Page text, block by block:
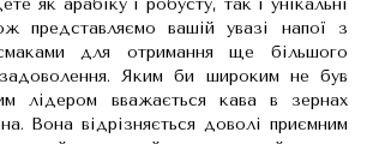
представляємо вашій увазі напої з
смаками для отримання ще більшого
задоволення. Яким би широким не був
лідером вважається кава в зернах
Вона відрізняється доволі приємним